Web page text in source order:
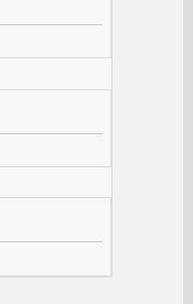
kávovar